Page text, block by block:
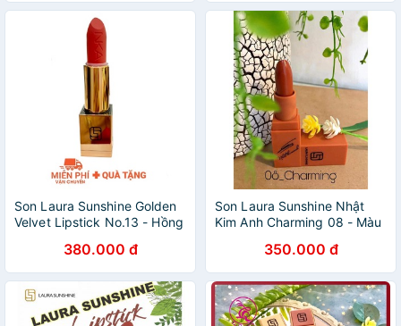
Son Laura Sunshine Golden
Velvet Lipstick No.13 - Hồng
380.000 đ
Son Laura Sunshine Nhật
Kim Anh Charming 08 - Màu
350.000 đ